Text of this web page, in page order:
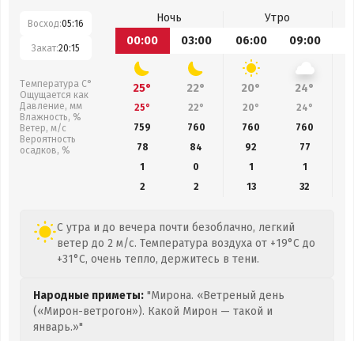
Восход:05:16
Закат:20:15
Температура С°
Ощущается как
Давление, мм
Влажность, %
Ветер, м/с
Вероятность
осадков, %
Ночь
Утро
00:00
03:00 06:00 09:00
25° 22° 20° 24°
25° 22° 20° 24°
759
760 760 760
78
84 92
77
1
0 1
1
2
2 13 32
С утра и до вечера почти безоблачно, легкий
ветер до 2 м/с. Температура воздуха от +19°C до
+31°C, очень тепло, держитесь в тени.
Народные приметы: "Мирона. «Ветреный день
(«Мирон-ветрогон»). Какой Мирон — такой и
январь.»"